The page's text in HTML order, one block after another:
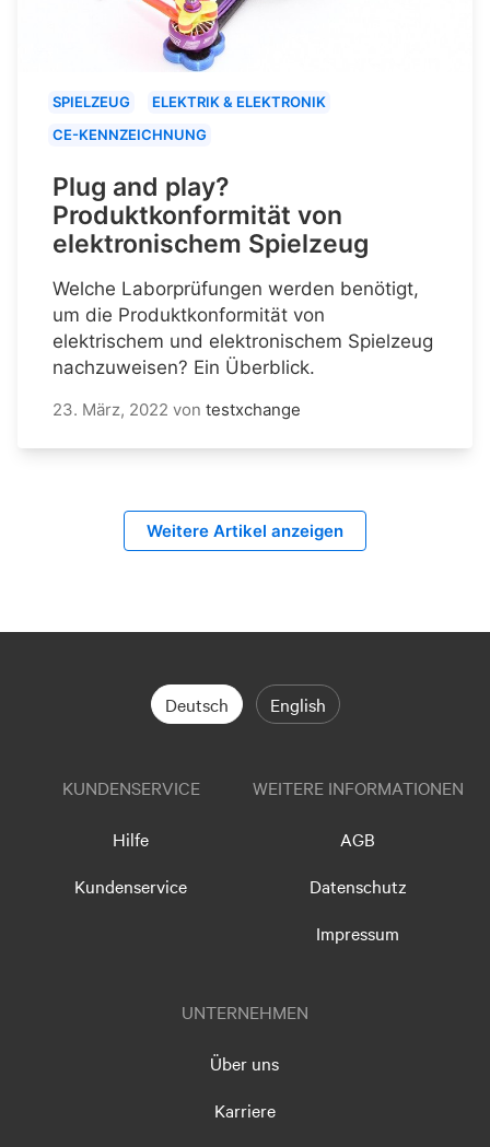
SPIELZEUG
ELEKTRIK & ELEKTRONIK
CE-KENNZEICHNUNG
Plug and play?
Produktkonformität von
elektronischem Spielzeug
Welche Laborprüfungen werden benötigt,
um die Produktkonformität von
elektrischem und elektronischem Spielzeug
nachzuweisen? Ein Überblick.
23. März, 2022 von testxchange
Weitere Artikel anzeigen
Deutsch English
KUNDENSERVICE
Hilfe
Kundenservice
WEITERE INFORMATIONEN
AGB
Datenschutz
Impressum
UNTERNEHMEN
Über uns
Karriere